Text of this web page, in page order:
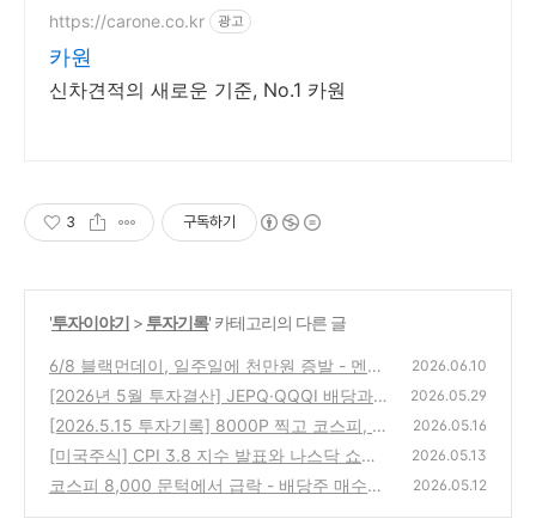
https://carone.co.kr 광고
카원
신차견적의 새로운 기준, No.1 카원
3 구독하기
'투자이야기 > 투자기록' 카테고리의 다른 글
6/8 블랙먼데이, 일주일에 천만원 증발 - 멘탈
잡는 하락장 대응법
(2)
2026.06.10
[2026년 5월 투자결산] JEPQ·QQQI 배당과 F
OMO가 부른 국내 우선주 매집 (현대차2우B,
삼성전자우)
(8)
2026.05.29
[2026.5.15 투자기록] 8000P 찍고 코스피, 나
스닥도 동반 폭락(미국 장기채 급등, 앤 캐리
청산 우려)
(0)
2026.05.16
[미국주식] CPI 3.8 지수 발표와 나스닥 쇼크
후 반등: 대응 '버크셔해서웨이B'
(0)
2026.05.13
코스피 8,000 문턱에서 급락 - 배당주 매수하
2026.05.12